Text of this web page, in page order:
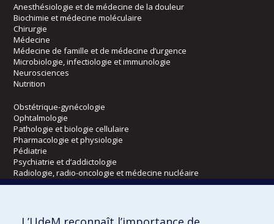
Anesthésiologie et de médecine de la douleur
Biochimie et médecine moléculaire
Chirurgie
Médecine
Médecine de famille et de médecine d’urgence
Microbiologie, infectiologie et immunologie
Neurosciences
Nutrition
Obstétrique-gynécologie
Ophtalmologie
Pathologie et biologie cellulaire
Pharmacologie et physiologie
Pédiatrie
Psychiatrie et d’addictologie
Radiologie, radio-oncologie et médecine nucléaire